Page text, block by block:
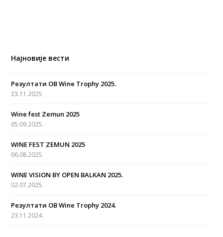
Најновије вести
Резултати OB Wine Trophy 2025.
23.11.2025.
Wine fest Zemun 2025
05.09.2025.
WINE FEST ZEMUN 2025
06.08.2025.
WINE VISION BY OPEN BALKAN 2025.
02.07.2025.
Резултати OB Wine Trophy 2024.
23.11.2024.